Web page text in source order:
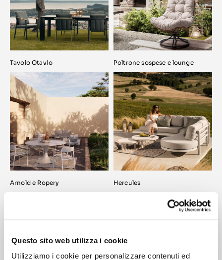
Questo sito web utilizza i cookie
Utilizziamo i cookie per personalizzare contenuti ed
Tavolo Otavio Poltrone sospese e lounge
Arnold e Ropery Hercules